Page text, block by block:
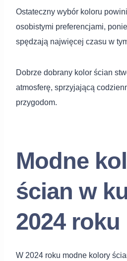
Ostateczny wybór koloru
osobistymi preferencjami,
spędzają najwięcej czasu w
Dobrze dobrany kolor ścian
atmosferę, sprzyjającą
przygodom.
Modne
ścian w
2024 roku
W 2024 roku modne kolory